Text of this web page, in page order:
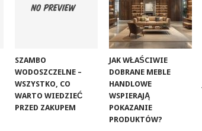
SZAMBO
WODOSZCZELNE –
WSZYSTKO, CO
WARTO WIEDZIEĆ
PRZED ZAKUPEM
JAK WŁAŚCIWIE
DOBRANE MEBLE
HANDLOWE
WSPIERAJĄ
POKAZANIE
PRODUKTÓW?